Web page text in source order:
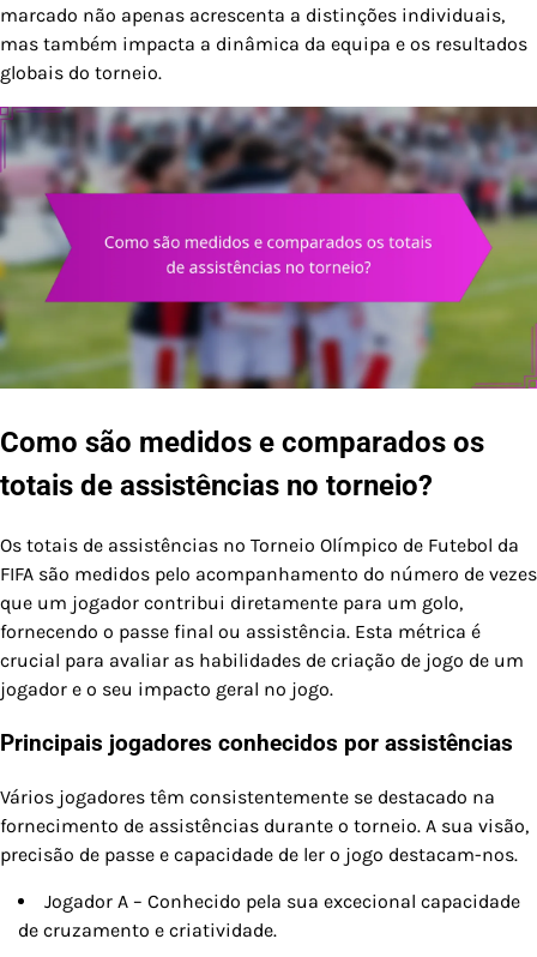
marcado não apenas acrescenta a distinções individuais,
mas também impacta a dinâmica da equipa e os resultados
globais do torneio.
Como são medidos e comparados os
totais de assistências no torneio?
Os totais de assistências no Torneio Olímpico de Futebol da
FIFA são medidos pelo acompanhamento do número de vezes
que um jogador contribui diretamente para um golo,
fornecendo o passe final ou assistência. Esta métrica é
crucial para avaliar as habilidades de criação de jogo de um
jogador e o seu impacto geral no jogo.
Principais jogadores conhecidos por assistências
Vários jogadores têm consistentemente se destacado na
fornecimento de assistências durante o torneio. A sua visão,
precisão de passe e capacidade de ler o jogo destacam-nos.
Jogador A – Conhecido pela sua excecional capacidade
de cruzamento e criatividade.